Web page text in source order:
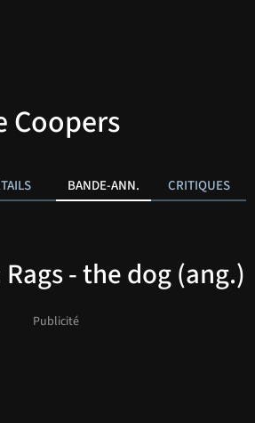
Coopers
BANDE-ANN. CRITIQUES
- the dog (ang.)